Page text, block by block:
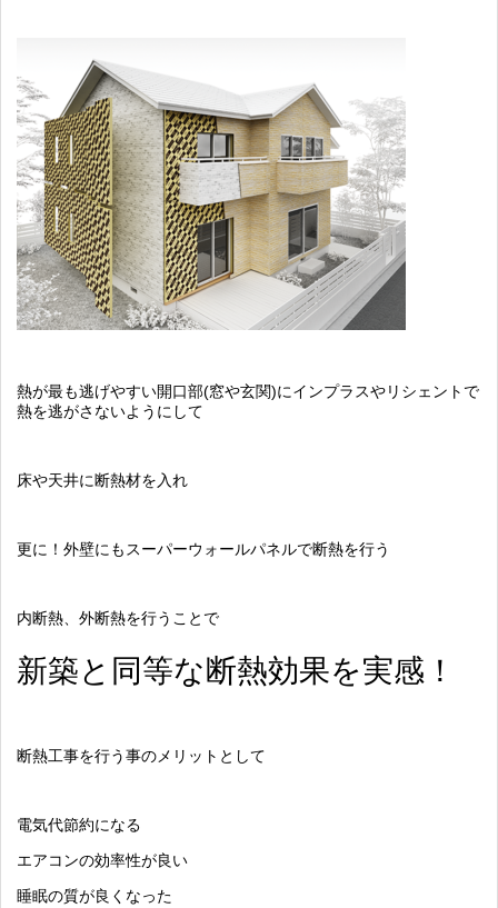
熱が最も逃げやすい開口部(窓や玄関)にインプラスやリシェントで
熱を逃がさないようにして
床や天井に断熱材を入れ
更に！外壁にもスーパーウォールパネルで断熱を行う
内断熱、外断熱を行うことで
新築と同等な断熱効果を実感！
断熱工事を行う事のメリットとして
電気代節約になる
エアコンの効率性が良い
睡眠の質が良くなった